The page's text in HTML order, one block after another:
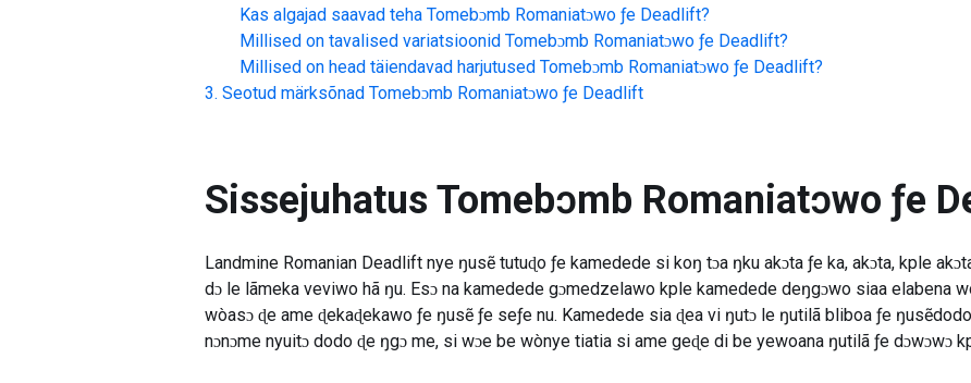
Kas algajad saavad teha Tomebɔmb Romaniatɔwo ƒe Deadlift?
Millised on tavalised variatsioonid Tomebɔmb Romaniatɔwo ƒe Deadlift?
Millised on head täiendavad harjutused Tomebɔmb Romaniatɔwo ƒe Deadlift?
Seotud märksõnad Tomebɔmb Romaniatɔwo ƒe Deadlift
Sissejuhatus Tomebɔmb Romaniatɔwo ƒe
Landmine Romanian Deadlift nye ŋusẽ tutuɖo ƒe kamedede si koŋ tɔa ŋku akɔta ƒe ka, akɔta, kple
dɔ le lãmeka veviwo hã ŋu. Esɔ na kamedede gɔmedzelawo kple kamedede deŋgɔwo siaa elabena
wòasɔ ɖe ame ɖekaɖekawo ƒe ŋusẽ ƒe seƒe nu. Kamedede sia ɖea vi ŋutɔ le ŋutilã bliboa ƒe
nɔnɔme nyuitɔ dodo ɖe ŋgɔ me, si wɔe be wònye tiatia si ame geɖe di be yewoana ŋutilã ƒe dɔwɔwɔ